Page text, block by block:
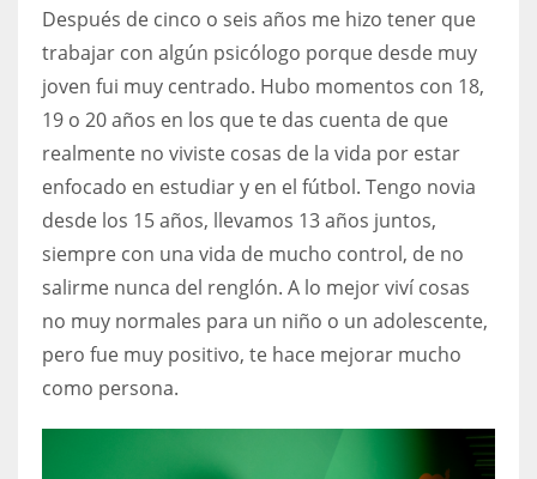
Después de cinco o seis años me hizo tener que
trabajar con algún psicólogo porque desde muy
joven fui muy centrado. Hubo momentos con 18,
19 o 20 años en los que te das cuenta de que
realmente no viviste cosas de la vida por estar
enfocado en estudiar y en el fútbol. Tengo novia
desde los 15 años, llevamos 13 años juntos,
siempre con una vida de mucho control, de no
salirme nunca del renglón. A lo mejor viví cosas
no muy normales para un niño o un adolescente,
pero fue muy positivo, te hace mejorar mucho
como persona.